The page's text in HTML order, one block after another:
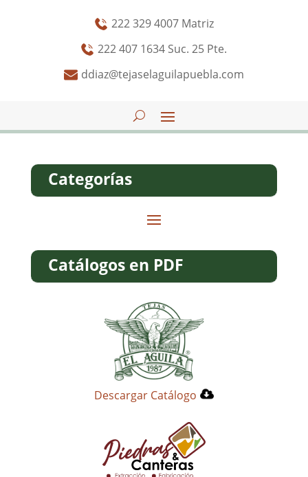
222 329 4007 Matriz
222 407 1634 Suc. 25 Pte.
ddiaz@tejaselaguilapuebla.com
Categorías
Catálogos en PDF
Descargar Catálogo